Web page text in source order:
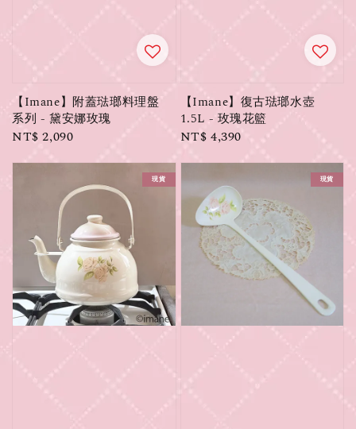
【Imane】附蓋琺瑯料理盤
系列 - 黛安娜玫瑰
Regular
NT$ 2,090
【Imane】復古琺瑯水壺
1.5L - 玫瑰花籃
Regular
NT$ 4,390
現貨 現貨